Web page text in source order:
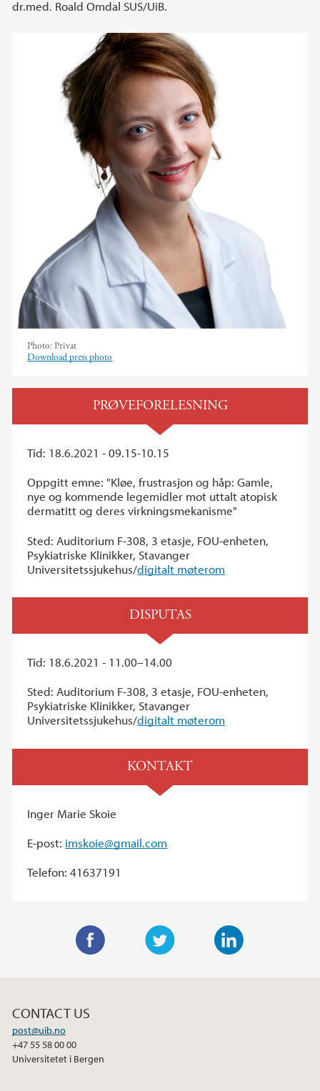
dr.med. Roald Omdal SUS/UiB.
Photo: Privat
Download press photo
PRØVEFORELESNING
Tid: 18.6.2021 - 09.15-10.15
Oppgitt emne: "Kløe, frustrasjon og håp: Gamle,
nye og kommende legemidler mot uttalt atopisk
dermatitt og deres virkningsmekanisme"
Sted: Auditorium F-308, 3 etasje, FOU-enheten,
Psykiatriske Klinikker, Stavanger
Universitetssjukehus/digitalt møterom
DISPUTAS
Tid: 18.6.2021 - 11.00–14.00
Sted: Auditorium F-308, 3 etasje, FOU-enheten,
Psykiatriske Klinikker, Stavanger
Universitetssjukehus/digitalt møterom
KONTAKT
Inger Marie Skoie
E-post: imskoie@gmail.com
Telefon: 41637191
e
o
CONTACT US
post@uib.no
+47 55 58 00 00
Universitetet i Bergen